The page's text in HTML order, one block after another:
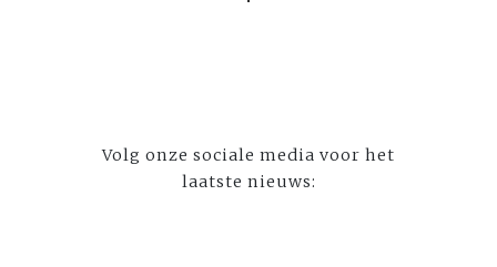
Volg onze sociale media voor het
laatste nieuws: